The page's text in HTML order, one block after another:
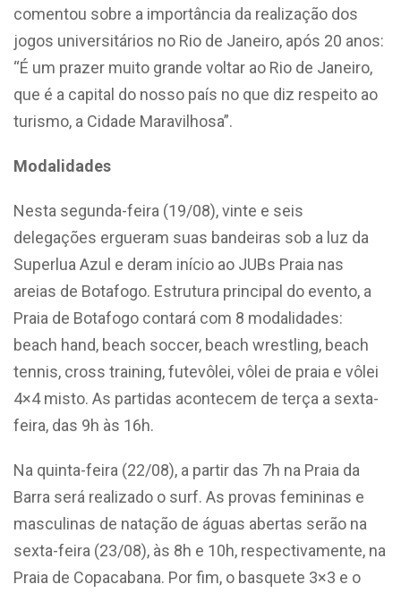
comentou sobre a importância da realização dos
jogos universitários no Rio de Janeiro, após 20 anos:
“É um prazer muito grande voltar ao Rio de Janeiro,
que é a capital do nosso país no que diz respeito ao
turismo, a Cidade Maravilhosa”.
Modalidades
Nesta segunda-feira (19/08), vinte e seis
delegações ergueram suas bandeiras sob a luz da
Superlua Azul e deram início ao JUBs Praia nas
areias de Botafogo. Estrutura principal do evento, a
Praia de Botafogo contará com 8 modalidades:
beach hand, beach soccer, beach wrestling, beach
tennis, cross training, futevôlei, vôlei de praia e vôlei
4×4 misto. As partidas acontecem de terça a sexta-
feira, das 9h às 16h.
Na quinta-feira (22/08), a partir das 7h na Praia da
Barra será realizado o surf. As provas femininas e
masculinas de natação de águas abertas serão na
sexta-feira (23/08), às 8h e 10h, respectivamente, na
Praia de Copacabana. Por fim, o basquete 3×3 e o